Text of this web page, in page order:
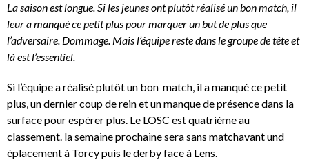
La saison est longue. Si les jeunes ont plutôt réalisé un bon match, il
leur a manqué ce petit plus pour marquer un but de plus que
l’adversaire. Dommage. Mais l’équipe reste dans le groupe de tête et
là est l’essentiel.
Si l’équipe a réalisé plutôt un bon match, il a manqué ce petit
plus, un dernier coup de rein et un manque de présence dans la
surface pour espérer plus. Le LOSC est quatrième au
classement. la semaine prochaine sera sans matchavant und
éplacement à Torcy puis le derby face à Lens.